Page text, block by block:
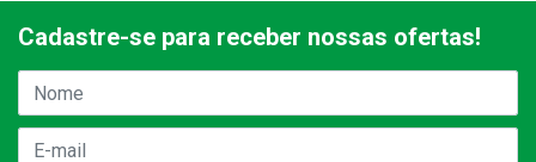
Cadastre-se para receber nossas ofertas!